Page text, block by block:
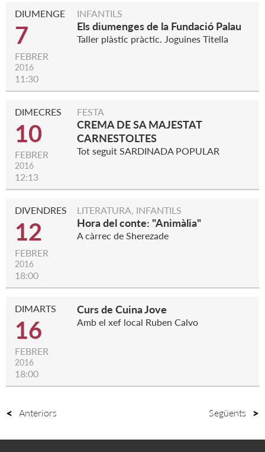
DIUMENGE
7
FEBRER
2016
11:30
INFANTILS
Els diumenges de la Fundació Palau
Taller plàstic pràctic. Joguines Titella
DIMECRES
10
FEBRER
2016
12:13
FESTA
CREMA DE SA MAJESTAT
CARNESTOLTES
Tot seguit SARDINADA POPULAR
DIVENDRES
12
FEBRER
2016
18:00
LITERATURA, INFANTILS
Hora del conte: "Animàlia"
A càrrec de Sherezade
DIMARTS
16
FEBRER
2016
18:00
Curs de Cuina Jove
Amb el xef local Ruben Calvo
Anteriors Següents